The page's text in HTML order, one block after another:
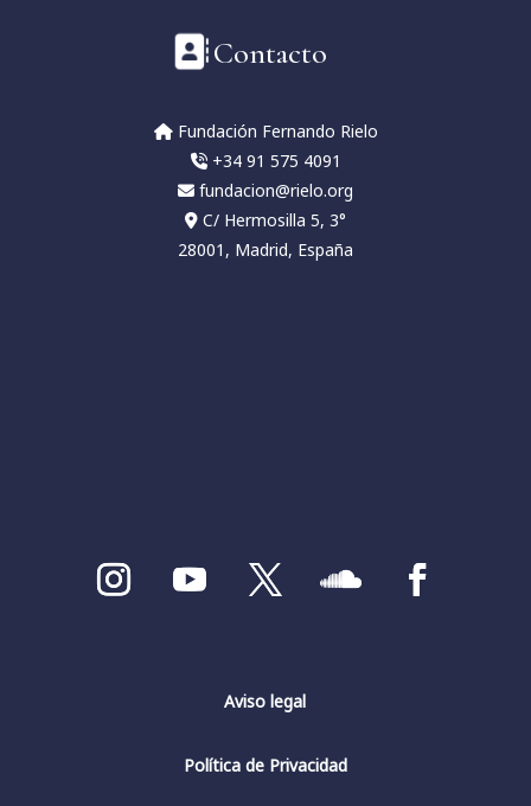
Contacto
Fundación Fernando Rielo
+34 91 575 4091
fundacion@rielo.org
C/ Hermosilla 5, 3°
28001, Madrid, España
Aviso legal
Política de Privacidad